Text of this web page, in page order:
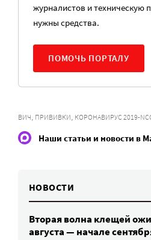
журналистов и техническую
нужны средства.
ПОМОЧЬ ПОРТАЛУ
ВИЧ, ПРИВИВКИ, КОРОНАВИРУС 2019-
Наши статьи и новости в
НОВОСТИ
Вторая волна клещей
августа — начале